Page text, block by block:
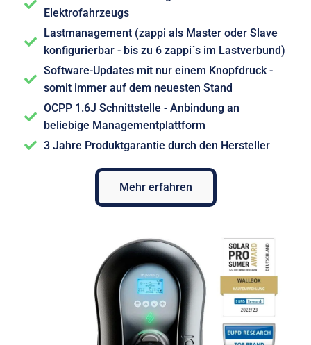
Elektrofahrzeugs
Lastmanagement (zappi als Master oder Slave
konfigurierbar - bis zu 6 zappi´s im Lastverbund)
Software-Updates mit nur einem Knopfdruck -
somit immer auf dem neuesten Stand
OCPP 1.6J Schnittstelle - Anbindung an
beliebige Managementplattform
3 Jahre Produktgarantie durch den Hersteller
Mehr erfahren